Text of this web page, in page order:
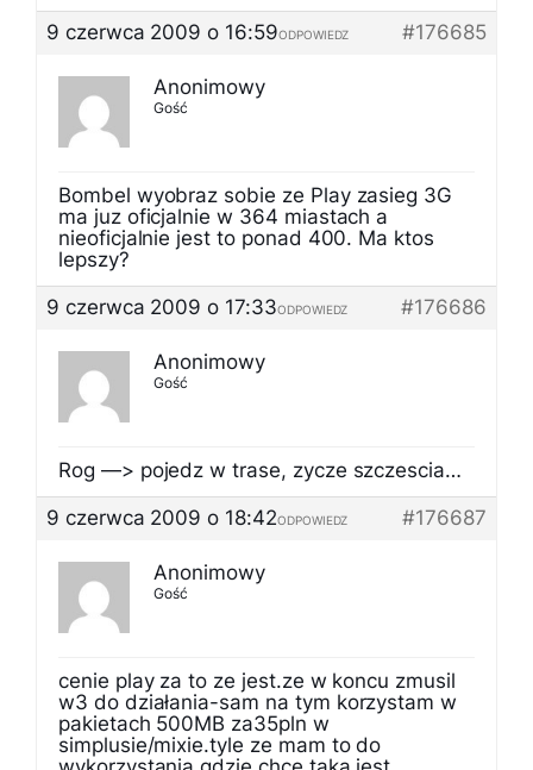
9 czerwca 2009 o 16:59
#176685
ODPOWIEDZ
Anonimowy
Gość
Bombel wyobraz sobie ze Play zasieg 3G
ma juz oficjalnie w 364 miastach a
nieoficjalnie jest to ponad 400. Ma ktos
lepszy?
9 czerwca 2009 o 17:33
#176686
ODPOWIEDZ
Anonimowy
Gość
Rog —> pojedz w trase, zycze szczescia…
9 czerwca 2009 o 18:42
#176687
ODPOWIEDZ
Anonimowy
Gość
cenie play za to ze jest.ze w koncu zmusil
w3 do działania-sam na tym korzystam w
pakietach 500MB za35pln w
simplusie/mixie.tyle ze mam to do